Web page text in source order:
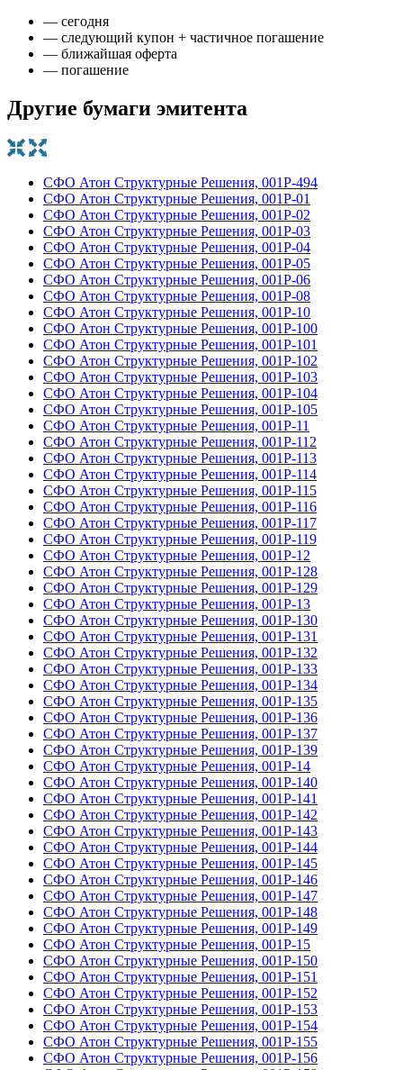
— сегодня
— следующий купон + частичное погашение
— ближайшая оферта
— погашение
Другие бумаги эмитента
СФО Атон Структурные Решения, 001P-494
СФО Атон Структурные Решения, 001Р-01
СФО Атон Структурные Решения, 001Р-02
СФО Атон Структурные Решения, 001Р-03
СФО Атон Структурные Решения, 001Р-04
СФО Атон Структурные Решения, 001Р-05
СФО Атон Структурные Решения, 001Р-06
СФО Атон Структурные Решения, 001Р-08
СФО Атон Структурные Решения, 001Р-10
СФО Атон Структурные Решения, 001Р-100
СФО Атон Структурные Решения, 001Р-101
СФО Атон Структурные Решения, 001Р-102
СФО Атон Структурные Решения, 001Р-103
СФО Атон Структурные Решения, 001Р-104
СФО Атон Структурные Решения, 001Р-105
СФО Атон Структурные Решения, 001Р-11
СФО Атон Структурные Решения, 001Р-112
СФО Атон Структурные Решения, 001Р-113
СФО Атон Структурные Решения, 001Р-114
СФО Атон Структурные Решения, 001Р-115
СФО Атон Структурные Решения, 001Р-116
СФО Атон Структурные Решения, 001Р-117
СФО Атон Структурные Решения, 001Р-119
СФО Атон Структурные Решения, 001Р-12
СФО Атон Структурные Решения, 001Р-128
СФО Атон Структурные Решения, 001Р-129
СФО Атон Структурные Решения, 001Р-13
СФО Атон Структурные Решения, 001Р-130
СФО Атон Структурные Решения, 001Р-131
СФО Атон Структурные Решения, 001Р-132
СФО Атон Структурные Решения, 001Р-133
СФО Атон Структурные Решения, 001Р-134
СФО Атон Структурные Решения, 001Р-135
СФО Атон Структурные Решения, 001Р-136
СФО Атон Структурные Решения, 001Р-137
СФО Атон Структурные Решения, 001Р-139
СФО Атон Структурные Решения, 001Р-14
СФО Атон Структурные Решения, 001Р-140
СФО Атон Структурные Решения, 001Р-141
СФО Атон Структурные Решения, 001Р-142
СФО Атон Структурные Решения, 001Р-143
СФО Атон Структурные Решения, 001Р-144
СФО Атон Структурные Решения, 001Р-145
СФО Атон Структурные Решения, 001Р-146
СФО Атон Структурные Решения, 001Р-147
СФО Атон Структурные Решения, 001Р-148
СФО Атон Структурные Решения, 001Р-149
СФО Атон Структурные Решения, 001Р-15
СФО Атон Структурные Решения, 001Р-150
СФО Атон Структурные Решения, 001Р-151
СФО Атон Структурные Решения, 001Р-152
СФО Атон Структурные Решения, 001Р-153
СФО Атон Структурные Решения, 001Р-154
СФО Атон Структурные Решения, 001Р-155
СФО Атон Структурные Решения, 001Р-156